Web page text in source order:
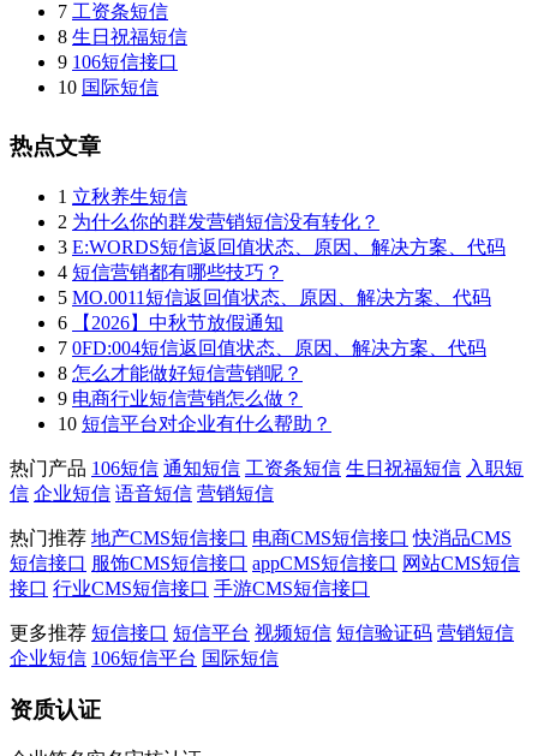
7 工资条短信
8 生日祝福短信
9 106短信接口
10 国际短信
热点文章
1 立秋养生短信
2 为什么你的群发营销短信没有转化？
3 E:WORDS短信返回值状态、原因、解决方案、代码
4 短信营销都有哪些技巧？
5 MO.0011短信返回值状态、原因、解决方案、代码
6
【2026】中秋节放假通知
7 0FD:004短信返回值状态、原因、解决方案、代码
8 怎么才能做好短信营销呢？
9 电商行业短信营销怎么做？
10 短信平台对企业有什么帮助？
热门产品 106短信 通知短信 工资条短信 生日祝福短信 入职短
信 企业短信 语音短信 营销短信
热门推荐 地产CMS短信接口 电商CMS短信接口 快消品CMS
短信接口 服饰CMS短信接口 appCMS短信接口 网站CMS短信
接口 行业CMS短信接口 手游CMS短信接口
更多推荐 短信接口 短信平台 视频短信 短信验证码 营销短信
企业短信 106短信平台 国际短信
资质认证